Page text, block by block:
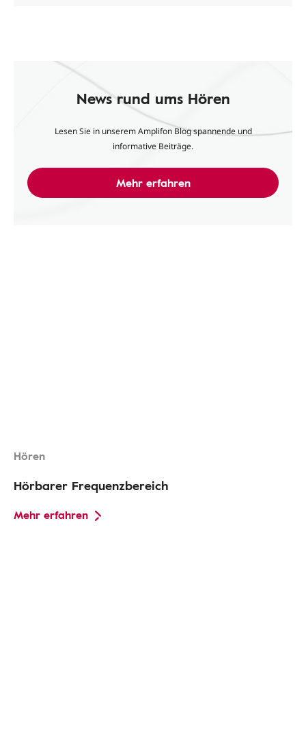
News rund ums Hören
Lesen Sie in unserem Amplifon Blog spannende und
informative Beiträge.
Mehr erfahren
Hören
Hörbarer Frequenzbereich
Mehr erfahren